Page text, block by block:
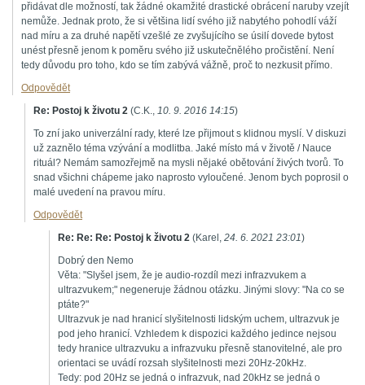
přidávat dle možností, tak žádné okamžité drastické obrácení naruby vzejít
nemůže. Jednak proto, že si většina lidí svého již nabytého pohodlí váží
nad míru a za druhé napětí vzešlé ze zvyšujícího se úsilí dovede bytost
unést přesně jenom k poměru svého již uskutečnělého pročistění. Není
tedy důvodu pro toho, kdo se tím zabývá vážně, proč to nezkusit přímo.
Odpovědět
Re: Postoj k životu 2 (C.K., 10. 9. 2016 14:15)
To zní jako univerzální rady, které lze přijmout s klidnou myslí. V diskuzi
už zaznělo téma vzývání a modlitba. Jaké místo má v životě / Nauce
rituál? Nemám samozřejmě na mysli nějaké obětování živých tvorů. To
snad všichni chápeme jako naprosto vyloučené. Jenom bych poprosil o
malé uvedení na pravou míru.
Odpovědět
Re: Re: Re: Postoj k životu 2 (Karel , 24. 6. 2021 23:01)
Dobrý den Nemo
Věta: "Slyšel jsem, že je audio-rozdíl mezi infrazvukem a
ultrazvukem;" negeneruje žádnou otázku. Jinými slovy: "Na co se
ptáte?"
Ultrazvuk je nad hranicí slyšitelnosti lidským uchem, ultrazvuk je
pod jeho hranicí. Vzhledem k dispozici každého jedince nejsou
tedy hranice ultrazvuku a infrazvuku přesně stanovitelné, ale pro
orientaci se uvádí rozsah slyšitelnosti mezi 20Hz-20kHz.
Tedy: pod 20Hz se jedná o infrazvuk, nad 20kHz se jedná o